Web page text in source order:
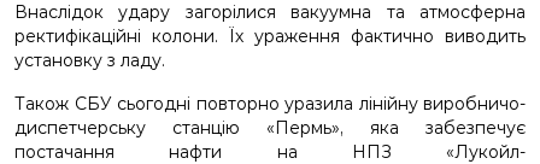
Внаслідок удару загорілися вакуумна та атмосферна
ректифікаційні колони. Їх ураження фактично виводить
установку з ладу.
Також СБУ сьогодні повторно уразила лінійну виробничо-
диспетчерську станцію «Пермь», яка забезпечує
постачання нафти на НПЗ «Лукойл-